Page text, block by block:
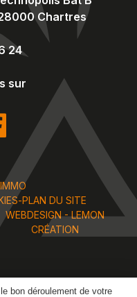
Chartres
24
sur
-PLAN DU SITE
WEBDESIGN - LEMON
CRÉATION
bon déroulement de votre